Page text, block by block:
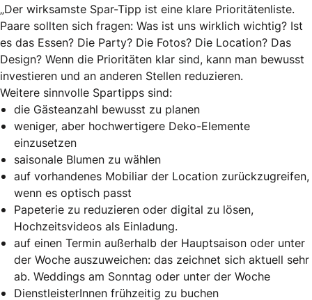
„Der wirksamste Spar-Tipp ist eine klare Prioritätenliste.
Paare sollten sich fragen: Was ist uns wirklich wichtig? Ist
es das Essen? Die Party? Die Fotos? Die Location? Das
Design? Wenn die Prioritäten klar sind, kann man bewusst
investieren und an anderen Stellen reduzieren.
Weitere sinnvolle Spartipps sind:
die Gästeanzahl bewusst zu planen
weniger, aber hochwertigere Deko-Elemente
einzusetzen
saisonale Blumen zu wählen
auf vorhandenes Mobiliar der Location zurückzugreifen,
wenn es optisch passt
Papeterie zu reduzieren oder digital zu lösen,
Hochzeitsvideos als Einladung.
auf einen Termin außerhalb der Hauptsaison oder unter
der Woche auszuweichen: das zeichnet sich aktuell sehr
ab. Weddings am Sonntag oder unter der Woche
DienstleisterInnen frühzeitig zu buchen